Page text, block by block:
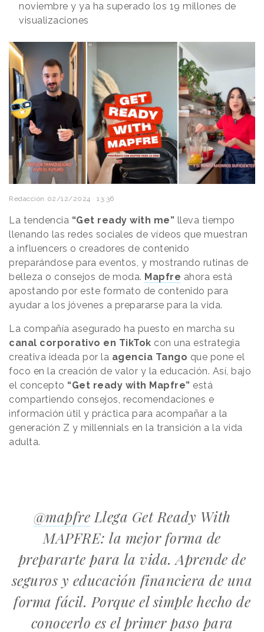
noviembre y ya ha superado los 19 millones de
visualizaciones
Redacción 02/12/2024 · 13:36
La tendencia “Get ready with me” lleva tiempo
llenando las redes sociales de vídeos que muestran
a influencers o creadores de contenido
preparándose para eventos, y mostrando rutinas de
belleza o consejos de moda. Mapfre ahora está
apostando por este formato de contenido para
ayudar a los jóvenes a prepararse para la vida.
La compañía asegurado ha puesto en marcha su
canal corporativo en TikTok con una estrategia
creativa ideada por la agencia Tango que pone el
foco en la creación de valor y la educación. Así, bajo
el concepto “Get ready with Mapfre” está
compartiendo consejos, recomendaciones e
información útil y práctica para acompañar a la
generación Z y millennials en la transición a la vida
adulta.
@mapfre Llega Get Ready With
MAPFRE: la mejor forma de
prepararte para la vida. Aprende de
seguros y educación financiera de una
forma fácil. Porque el simple hecho de
conocerlo es el primer paso para